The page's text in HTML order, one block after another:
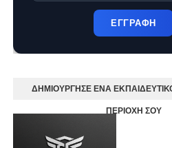
ΕΓΓΡΑΦΗ
ΔΗΜΙΟΥΡΓΗΣΕ ΕΝΑ
ΠΕΡΙΟΧΗ ΣΟΥ